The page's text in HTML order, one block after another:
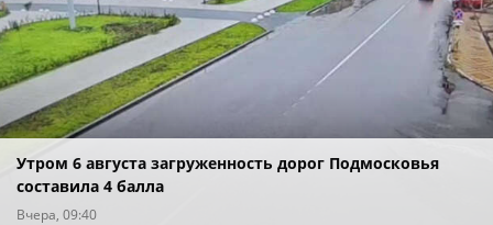
Утром 6 августа загруженность дорог Подмосковья
составила 4 балла
Вчера, 09:40